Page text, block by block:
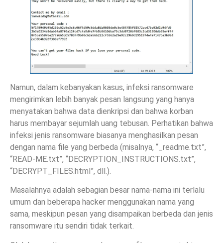
Namun, dalam kebanyakan kasus, infeksi ransomware
mengirimkan lebih banyak pesan langsung yang hanya
menyatakan bahwa data dienkripsi dan bahwa korban
harus membayar sejumlah uang tebusan. Perhatikan bahwa
infeksi jenis ransomware biasanya menghasilkan pesan
dengan nama file yang berbeda (misalnya, “_readme.txt”,
“READ-ME.txt”, “DECRYPTION_INSTRUCTIONS.txt”,
“DECRYPT_FILES.html”, dll.).
Masalahnya adalah sebagian besar nama-nama ini terlalu
umum dan beberapa hacker menggunakan nama yang
sama, meskipun pesan yang disampaikan berbeda dan jenis
ransomware itu sendiri tidak terkait.